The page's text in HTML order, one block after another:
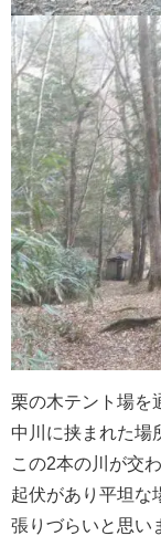
栗の木テント場を
中川に挟まれた場
この2本の川が交
起伏があり平坦な
張りづらいと思い